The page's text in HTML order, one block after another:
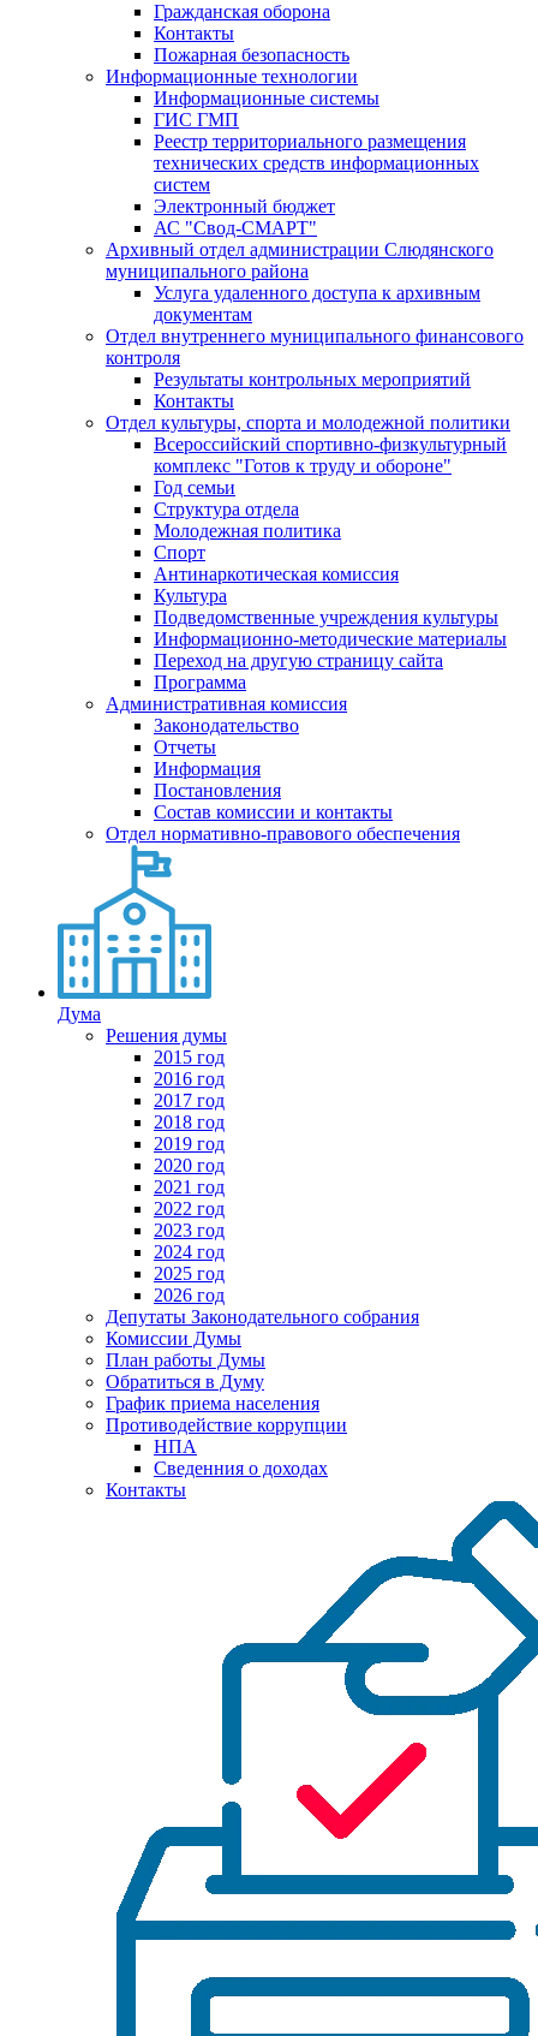
Гражданская оборона
Контакты
Пожарная безопасность
Информационные технологии
Информационные системы
ГИС ГМП
Реестр территориального размещения
технических средств информационных
систем
Электронный бюджет
АС "Свод-СМАРТ"
Архивный отдел администрации Слюдянского
муниципального района
Услуга удаленного доступа к архивным
документам
Отдел внутреннего муниципального финансового
контроля
Результаты контрольных мероприятий
Контакты
Отдел культуры, спорта и молодежной политики
Всероссийский спортивно-физкультурный
комплекс "Готов к труду и обороне"
Год семьи
Структура отдела
Молодежная политика
Спорт
Антинаркотическая комиссия
Культура
Подведомственные учреждения культуры
Информационно-методические материалы
Переход на другую страницу сайта
Программа
Административная комиссия
Законодательство
Отчеты
Информация
Постановления
Состав комиссии и контакты
Отдел нормативно-правового обеспечения
Дума
Решения думы
2015 год
2016 год
2017 год
2018 год
2019 год
2020 год
2021 год
2022 год
2023 год
2024 год
2025 год
2026 год
Депутаты Законодательного собрания
Комиссии Думы
План работы Думы
Обратиться в Думу
График приема населения
Противодействие коррупции
НПА
Сведенния о доходах
Контакты